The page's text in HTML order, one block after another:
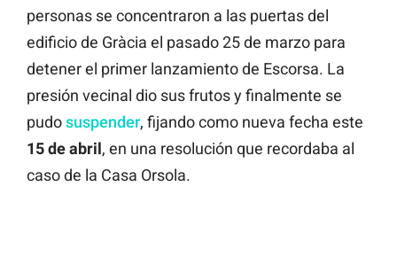
personas se concentraron a las puertas del
edificio de Gràcia el pasado 25 de marzo para
detener el primer lanzamiento de Escorsa. La
presión vecinal dio sus frutos y finalmente se
pudosuspender, fijando como nueva fecha este
15 de abril, en una resolución que recordaba al
caso de la Casa Orsola.